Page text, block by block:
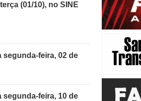
(01/10), no SINE
feira, 02 de
feira, 10 de